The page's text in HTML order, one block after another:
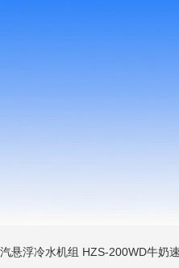
悬浮冷水机组 HZS-200WD牛奶